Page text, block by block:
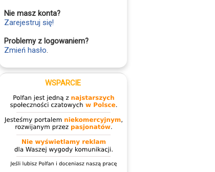
Nie masz konta?
Zarejestruj się!
Problemy z logowaniem?
Zmień hasło.
WSPARCIE